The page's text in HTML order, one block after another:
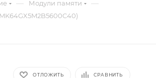
— Модули памяти —
ОТЛОЖИТЬ СРАВНИТЬ